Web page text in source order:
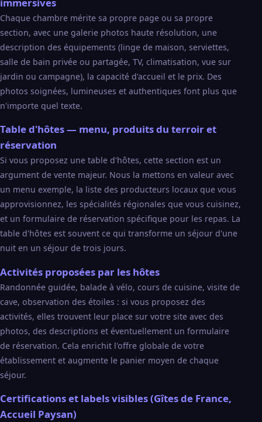
Chaque chambre mérite sa propre page ou sa propre
section, avec une galerie photos haute résolution, une
description des équipements (linge de maison, serviettes,
salle de bain privée ou partagée, TV, climatisation, vue sur
jardin ou campagne), la capacité d'accueil et le prix. Des
photos soignées, lumineuses et authentiques font plus que
n'importe quel texte.
Table d'hôtes — menu, produits du terroir et
réservation
Si vous proposez une table d'hôtes, cette section est un
argument de vente majeur. Nous la mettons en valeur avec
un menu exemple, la liste des producteurs locaux que vous
approvisionnez, les spécialités régionales que vous cuisinez,
et un formulaire de réservation spécifique pour les repas. La
table d'hôtes est souvent ce qui transforme un séjour d'une
nuit en un séjour de trois jours.
Activités proposées par les hôtes
Randonnée guidée, balade à vélo, cours de cuisine, visite de
cave, observation des étoiles : si vous proposez des
activités, elles trouvent leur place sur votre site avec des
photos, des descriptions et éventuellement un formulaire
de réservation. Cela enrichit l'offre globale de votre
établissement et augmente le panier moyen de chaque
séjour.
Certifications et labels visibles (Gîtes de France,
Accueil Paysan)